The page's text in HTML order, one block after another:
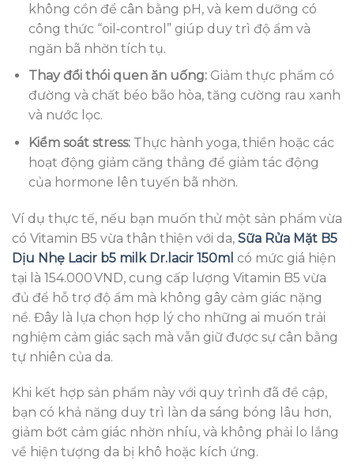
không cồn để cân bằng pH, và kem dưỡng có
công thức “oil‑control” giúp duy trì độ ẩm và
ngăn bã nhờn tích tụ.
Thay đổi thói quen ăn uống:Giảm thực phẩm có
đường và chất béo bão hòa, tăng cường rau xanh
và nước lọc.
Kiểm soát stress:Thực hành yoga, thiền hoặc các
hoạt động giảm căng thẳng để giảm tác động
của hormone lên tuyến bã nhờn.
Ví dụ thực tế, nếu bạn muốn thử một sản phẩm vừa
có Vitamin B5 vừa thân thiện với da, Sữa Rửa Mặt B5
Dịu Nhẹ Lacir b5 milk Dr.lacir 150ml có mức giá hiện
tại là 154.000 VND, cung cấp lượng Vitamin B5 vừa
đủ để hỗ trợ độ ẩm mà không gây cảm giác nặng
nề. Đây là lựa chọn hợp lý cho những ai muốn trải
nghiệm cảm giác sạch mà vẫn giữ được sự cân bằng
tự nhiên của da.
Khi kết hợp sản phẩm này với quy trình đã đề cập,
bạn có khả năng duy trì làn da sáng bóng lâu hơn,
giảm bớt cảm giác nhờn nhíu, và không phải lo lắng
về hiện tượng da bị khô hoặc kích ứng.